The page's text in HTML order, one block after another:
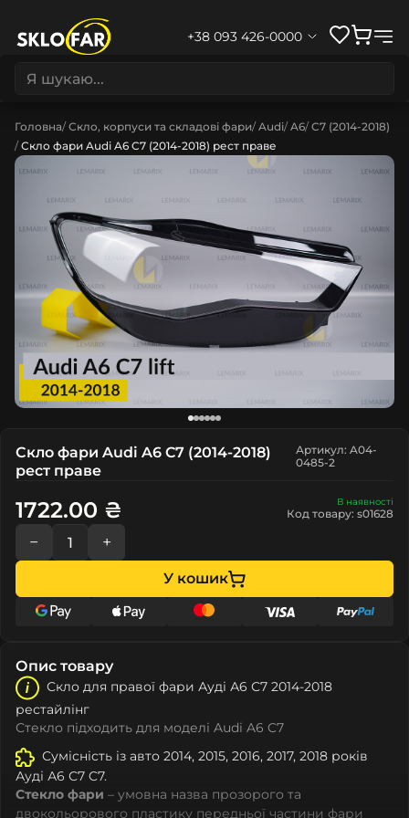
+38 093 426-0000
Головна Скло, корпуси та складові фари Audi A6 C7 (2014-2018)
Скло фари Audi A6 C7 (2014-2018) рест праве
Скло фари Audi A6 C7 (2014-2018)
рест праве
Артикул: A04-
0485-2
В наявності
Код товару: s01628
1722.00 ₴
− +
У кошик
Опис товару
Скло для правої фари Ауді А6 С7 2014-2018
рестайлінг
Стекло підходить для моделі Audi A6 C7
Сумісність із авто 2014, 2015, 2016, 2017, 2018 років
Ауді А6 С7 C7.
Стекло фари – умовна назва прозорого та
двокольорового пластику передньої частини фари